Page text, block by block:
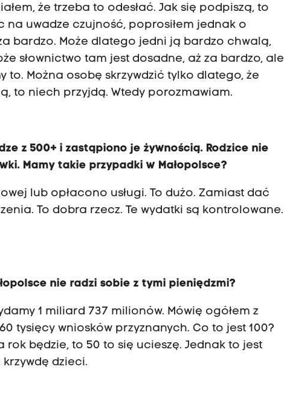
że trzeba to odesłać. Jak się podpiszą, to
uwadze czujność, poprosiłem jednak o
bardzo. Może dlatego jedni ją bardzo chwalą,
słownictwo tam jest dosadne, aż za bardzo, ale
to. Można osobę skrzywdzić tylko dlatego, że
to niech przyjdą. Wtedy porozmawiam.
z 500+ i zastąpiono je żywnością. Rodzice nie
Mamy takie przypadki w Małopolsce?
lub opłacono usługi. To dużo. Zamiast dać
To dobra rzecz. Te wydatki są kontrolowane.
nie radzi sobie z tymi pieniędzmi?
1 miliard 737 milionów. Mówię ogółem z
tysięcy wniosków przyznanych. Co to jest 100?
będzie, to 50 to się ucieszę. Jednak to jest
dzieci.